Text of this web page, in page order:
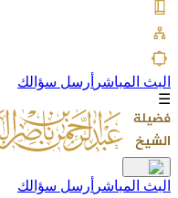
البث المباشر أرسل سؤالك
☰
البث المباشر أرسل سؤالك